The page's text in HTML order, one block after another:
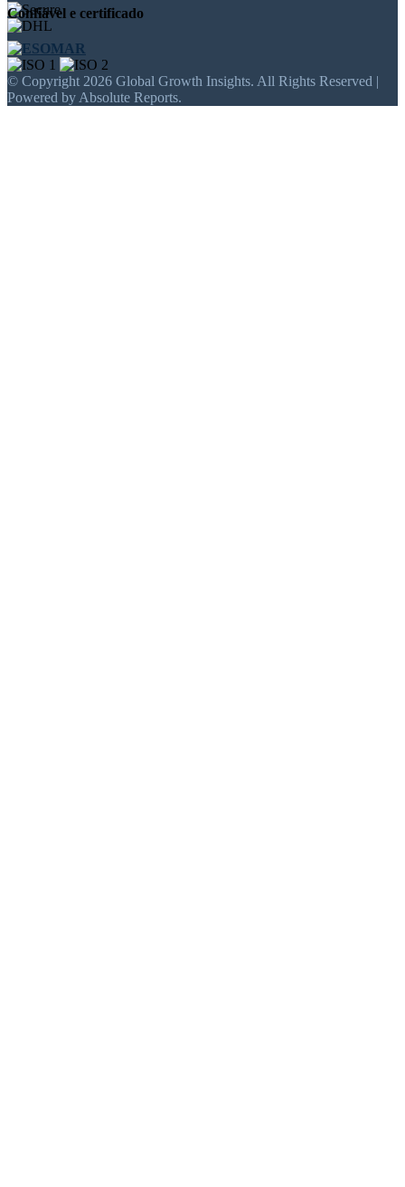
Confiável e certificado
© Copyright 2026 Global Growth Insights. All Rights Reserved |
Powered by Absolute Reports.